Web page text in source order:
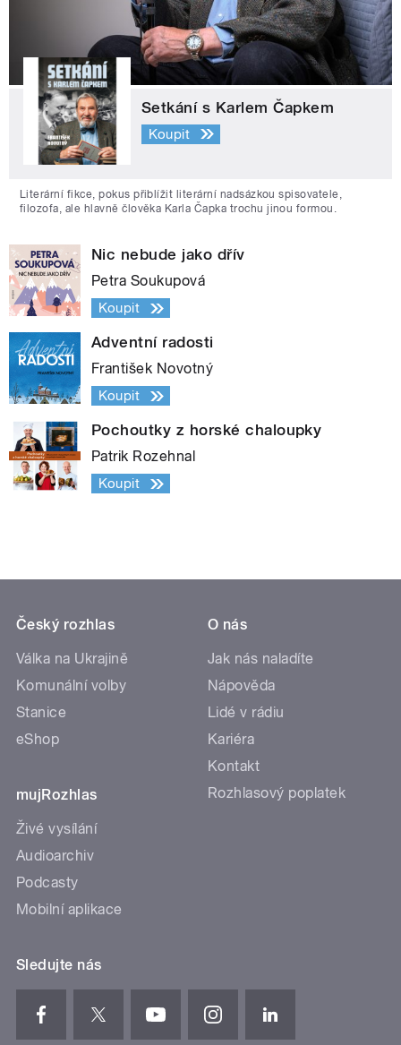
Setkání s Karlem Čapkem
Koupit
Literární fikce, pokus přiblížit literární nadsázkou spisovatele,
filozofa, ale hlavně člověka Karla Čapka trochu jinou formou.
Nic nebude jako dřív
Petra Soukupová
Koupit
Adventní radosti
František Novotný
Koupit
Pochoutky z horské chaloupky
Patrik Rozehnal
Koupit
Český rozhlas
Válka na Ukrajině
Komunální volby
Stanice
eShop
mujRozhlas
Živé vysílání
Audioarchiv
Podcasty
Mobilní aplikace
O nás
Jak nás naladíte
Nápověda
Lidé v rádiu
Kariéra
Kontakt
Rozhlasový poplatek
Sledujte nás